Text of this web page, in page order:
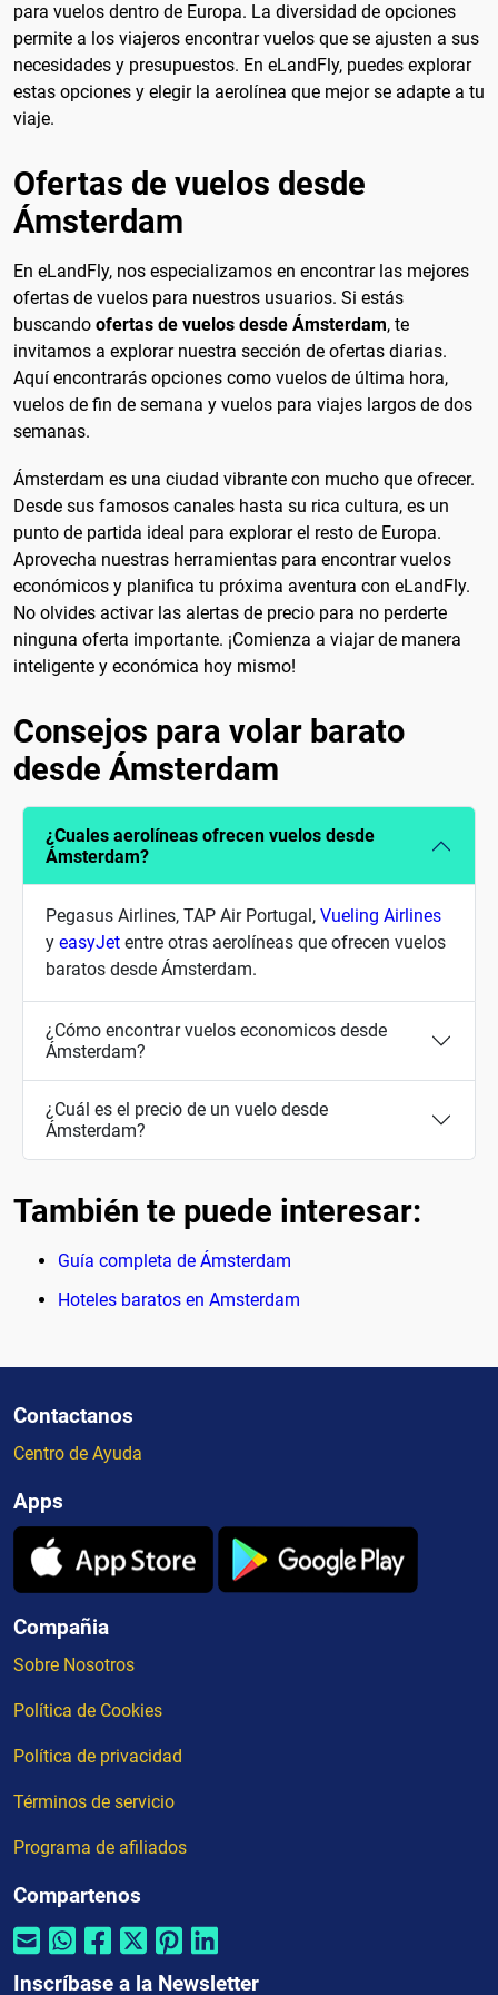
para vuelos dentro de Europa. La diversidad de opciones
permite a los viajeros encontrar vuelos que se ajusten a sus
necesidades y presupuestos. En eLandFly, puedes explorar
estas opciones y elegir la aerolínea que mejor se adapte a tu
viaje.
Ofertas de vuelos desde
Ámsterdam
En eLandFly, nos especializamos en encontrar las mejores
ofertas de vuelos para nuestros usuarios. Si estás
buscando ofertas de vuelos desde Ámsterdam, te
invitamos a explorar nuestra sección de ofertas diarias.
Aquí encontrarás opciones como vuelos de última hora,
vuelos de fin de semana y vuelos para viajes largos de dos
semanas.
Ámsterdam es una ciudad vibrante con mucho que ofrecer.
Desde sus famosos canales hasta su rica cultura, es un
punto de partida ideal para explorar el resto de Europa.
Aprovecha nuestras herramientas para encontrar vuelos
económicos y planifica tu próxima aventura con eLandFly.
No olvides activar las alertas de precio para no perderte
ninguna oferta importante. ¡Comienza a viajar de manera
inteligente y económica hoy mismo!
Consejos para volar barato
desde Ámsterdam
¿Cuales aerolíneas ofrecen vuelos desde
Ámsterdam?
Pegasus Airlines, TAP Air Portugal, Vueling Airlines
y easyJet entre otras aerolíneas que ofrecen vuelos
baratos desde Ámsterdam.
¿Cómo encontrar vuelos economicos desde
Ámsterdam?
¿Cuál es el precio de un vuelo desde
Ámsterdam?
También te puede interesar:
Guía completa de Ámsterdam
Hoteles baratos en Amsterdam
Contactanos
Centro de Ayuda
Apps
Compañia
Sobre Nosotros
Política de Cookies
Política de privacidad
Términos de servicio
Programa de afiliados
Compartenos
Inscríbase a la Newsletter